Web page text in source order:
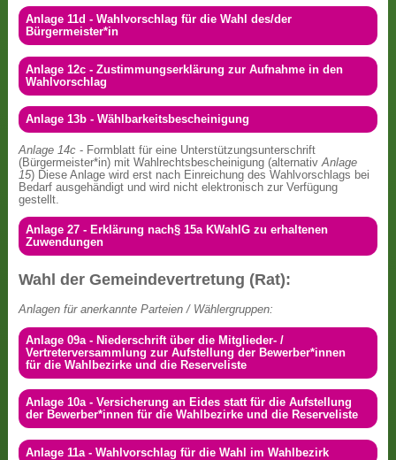
Anlage 11d - Wahlvorschlag für die Wahl des/der
Bürgermeister*in
Anlage 12c - Zustimmungserklärung zur Aufnahme in den
Wahlvorschlag
Anlage 13b - Wählbarkeitsbescheinigung
Anlage 14c - Formblatt für eine Unterstützungsunterschrift
(Bürgermeister*in) mit Wahlrechtsbescheinigung (alternativAnlage
15) Diese Anlage wird erst nach Einreichung des Wahlvorschlags bei
Bedarf ausgehändigt und wird nicht elektronisch zur Verfügung
gestellt.
Anlage 27 - Erklärung nach§ 15a KWahlG zu erhaltenen
Zuwendungen
Wahl der Gemeindevertretung (Rat):
Anlagen für anerkannte Parteien / Wählergruppen:
Anlage 09a - Niederschrift über die Mitglieder- /
Vertreterversammlung zur Aufstellung der Bewerber*innen
für die Wahlbezirke und die Reserveliste
Anlage 10a - Versicherung an Eides statt für die Aufstellung
der Bewerber*innen für die Wahlbezirke und die Reserveliste
Anlage 11a - Wahlvorschlag für die Wahl im Wahlbezirk